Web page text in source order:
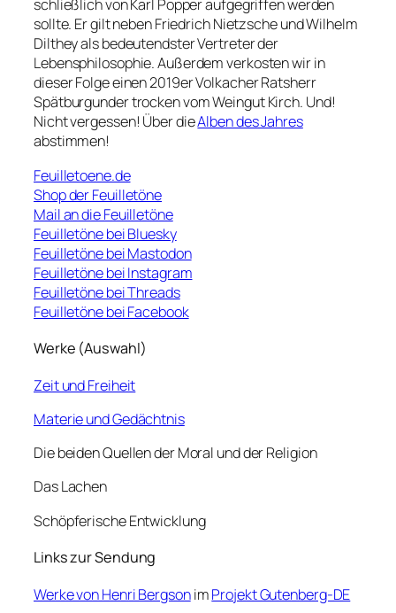
schließlich von Karl Popper aufgegriffen werden
sollte. Er gilt neben Friedrich Nietzsche und Wilhelm
Dilthey als bedeutendster Vertreter der
Lebensphilosophie. Außerdem verkosten wir in
dieser Folge einen 2019er Volkacher Ratsherr
Spätburgunder trocken vom Weingut Kirch. Und!
Nicht vergessen! Über dieAlben des Jahres
abstimmen!
Feuilletoene.de
Shop der Feuilletöne
Mail an die Feuilletöne
Feuilletöne bei Bluesky
Feuilletöne bei Mastodon
Feuilletöne bei Instagram
Feuilletöne bei Threads
Feuilletöne bei Facebook
Werke (Auswahl)
Zeit und Freiheit
Materie und Gedächtnis
Die beiden Quellen der Moral und der Religion
Das Lachen
Schöpferische Entwicklung
Links zur Sendung
Werke von Henri BergsonimProjekt Gutenberg-DE